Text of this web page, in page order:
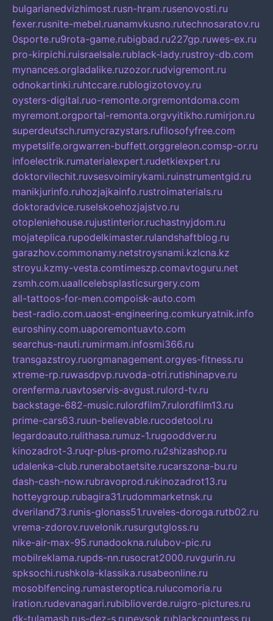
bulgarianedvizhimost.rusn-hram.rusenovosti.ru
fexer.rusnite-mebel.ruanamvkusno.rutechnosaratov.ru
0sporte.ru9rota-game.rubigbad.ru227gp.ruwes-ex.ru
pro-kirpichi.ruisraelsale.rublack-lady.rustroy-db.com
mynances.orgladalike.ruzozor.rudvigremont.ru
odnokartinki.ruhtccare.rublogizotovoy.ru
oysters-digital.ruo-remonte.orgremontdoma.com
myremont.orgportal-remonta.orgvyitikho.rumirjon.ru
superdeutsch.rumycrazystars.rufilosofyfree.com
mypetslife.orgwarren-buffett.orggreleon.comsp-or.ru
infoelectrik.rumaterialexpert.rudetkiexpert.ru
doktorvilechit.ruvsesvoimirykami.ruinstrumentgid.ru
manikjurinfo.ruhozjajkainfo.rustroimaterials.ru
doktoradvice.ruselskoehozjajstvo.ru
otopleniehouse.rujustinterior.ruchastnyjdom.ru
mojateplica.rupodelkimaster.rulandshaftblog.ru
garazhov.commonamy.netstroysnami.kzlcna.kz
stroyu.kzmy-vesta.comtimeszp.comavtoguru.net
zsmh.com.uaallcelebsplasticsurgery.com
all-tattoos-for-men.compoisk-auto.com
best-radio.com.uaost-engineering.comkuryatnik.info
euroshiny.com.uaporemontuavto.com
searchus-nauti.rumirmam.infosmi366.ru
transgazstroy.ruorgmanagement.orgyes-fitness.ru
xtreme-rp.ruwasdpvp.ruvoda-otri.rutishinapve.ru
orenferma.ruavtoservis-avgust.rulord-tv.ru
backstage-682-music.rulordfilm7.rulordfilm13.ru
prime-cars63.ruun-believable.rucodetool.ru
legardoauto.rulithasa.rumuz-1.rugooddver.ru
kinozadrot-3.ruqr-plus-promo.ru2shizashop.ru
udalenka-club.runerabotaetsite.rucarszona-bu.ru
dash-cash-now.rubravoprod.rukinozadrot13.ru
hotteygroup.rubagira31.rudommarketnsk.ru
dveriland73.runis-glonass51.ruveles-doroga.rutb02.ru
vrema-zdorov.ruvelonik.rusurgutgloss.ru
nike-air-max-95.runadookna.rulubov-pic.ru
mobilreklama.rupds-nn.rusocrat2000.ruvgurin.ru
spksochi.rushkola-klassika.rusabeonline.ru
mosoblfencing.rumasteroptica.rulucomoria.ru
iration.rudevanagari.rubiblioverde.ruigro-pictures.ru
dk-tulamash.rus-dez-s.rupeysok.rublackcountess.ru